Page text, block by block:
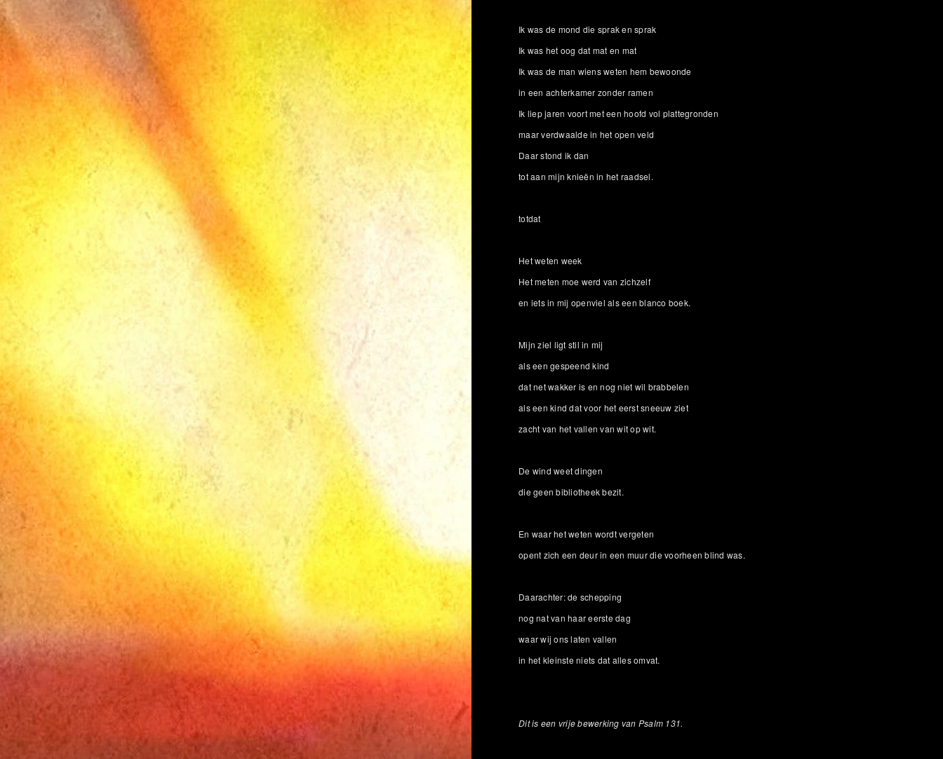
Ik was de mond die sprak en sprak
Ik was het oog dat mat en mat
Ik was de man wiens weten hem bewoonde
in een achterkamer zonder ramen
Ik liep jaren voort met een hoofd vol plattegronden
maar verdwaalde in het open veld
Daar stond ik dan
tot aan mijn knieën in het raadsel.
totdat
Het weten week
Het meten moe werd van zichzelf
en iets in mij openviel als een blanco boek.
Mijn ziel ligt stil in mij
als een gespeend kind
dat net wakker is en nog niet wil brabbelen
als een kind dat voor het eerst sneeuw ziet
zacht van het vallen van wit op wit.
De wind weet dingen
die geen bibliotheek bezit.
En waar het weten wordt vergeten
opent zich een deur in een muur die voorheen blind was.
Daarachter: de schepping
nog nat van haar eerste dag
waar wij ons laten vallen
in het kleinste niets dat alles omvat.
Dit is een vrije bewerking van Psalm 131.